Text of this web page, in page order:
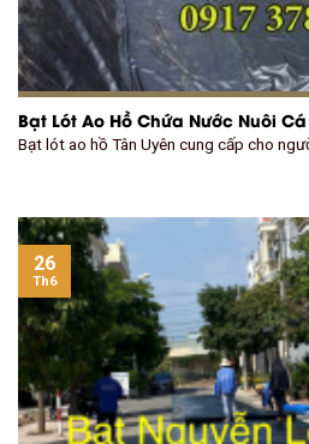
Bạt Lót Ao Hồ Chứa Nước Nuôi
Bạt lót ao hồ Tân Uyên cung cấp cho
26
Th6